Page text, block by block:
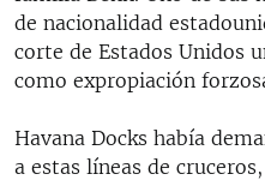
de nacionalidad
corte de Estados Unidos
como expropiación
Havana Docks había
a estas líneas de